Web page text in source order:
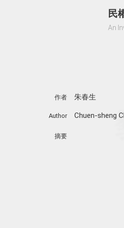
民
An
作者 朱春生
Author Chuen-sheng
摘要